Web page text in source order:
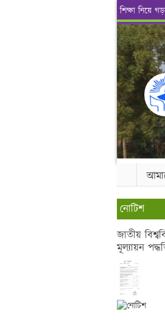
শিক্ষা নিয়ে
নোটিশ
জাতীয়
মূল্যায়ন